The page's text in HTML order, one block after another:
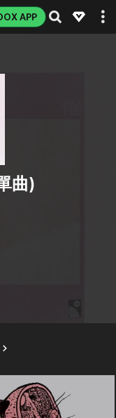
APP
曲)